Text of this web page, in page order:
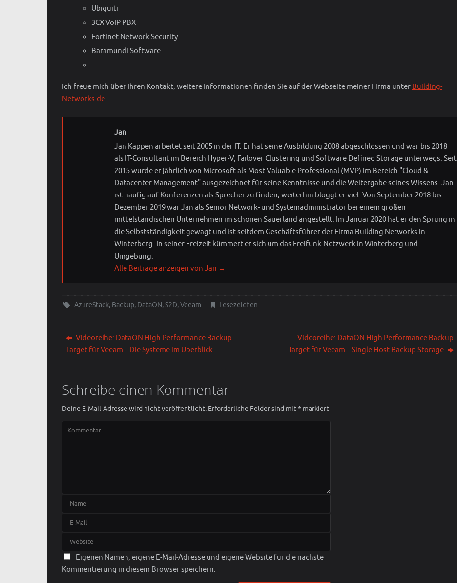
Ubiquiti
3CX VoIP PBX
Fortinet Network Security
Baramundi Software
...
Ich freue mich über Ihren Kontakt, weitere Informationen finden Sie auf der Webseite meiner Firma unter Building-
Networks.de
Jan
Jan Kappen arbeitet seit 2005 in der IT. Er hat seine Ausbildung 2008 abgeschlossen und war bis 2018
als IT-Consultant im Bereich Hyper-V, Failover Clustering und Software Defined Storage unterwegs. Seit
2015 wurde er jährlich von Microsoft als Most Valuable Professional (MVP) im Bereich "Cloud &
Datacenter Management" ausgezeichnet für seine Kenntnisse und die Weitergabe seines Wissens. Jan
ist häufig auf Konferenzen als Sprecher zu finden, weiterhin bloggt er viel. Von September 2018 bis
Dezember 2019 war Jan als Senior Network- und Systemadministrator bei einem großen
mittelständischen Unternehmen im schönen Sauerland angestellt. Im Januar 2020 hat er den Sprung in
die Selbstständigkeit gewagt und ist seitdem Geschäftsführer der Firma Building Networks in
Winterberg. In seiner Freizeit kümmert er sich um das Freifunk-Netzwerk in Winterberg und
Umgebung.
Alle Beiträge anzeigen von Jan →
AzureStack, Backup, DataON, S2D,Veeam. Lesezeichen.
Videoreihe: DataON High Performance Backup
Target für Veeam – Die Systeme im Überblick
Videoreihe: DataON High Performance Backup
Target für Veeam – Single Host Backup Storage
Schreibe einen Kommentar
Deine E-Mail-Adresse wird nicht veröffentlicht. Erforderliche Felder sind mit* markiert
Eigenen Namen, eigene E-Mail-Adresse und eigene Website für die nächste
Kommentierung in diesem Browser speichern.